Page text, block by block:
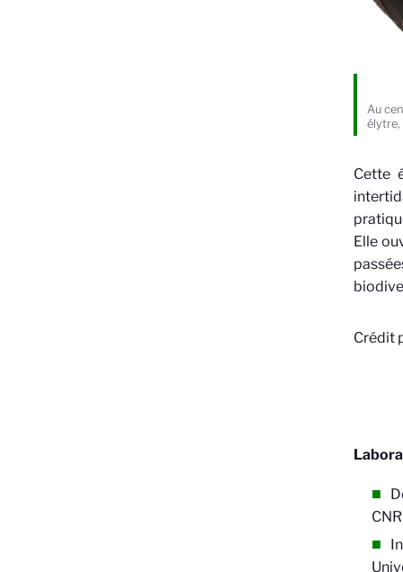
Au
élytre,
Cette
Elle
Crédit